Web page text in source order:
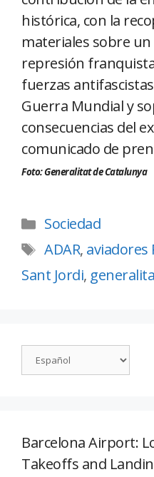
histórica, con la
materiales sobre
represión
fuerzas
Guerra Mundial y
consecuencias del
comunicado de
Foto: Generalitat de Catalunya
Sociedad
ADAR, aviadores
Sant Jordi,
Barcelona Airport:
Takeoffs and